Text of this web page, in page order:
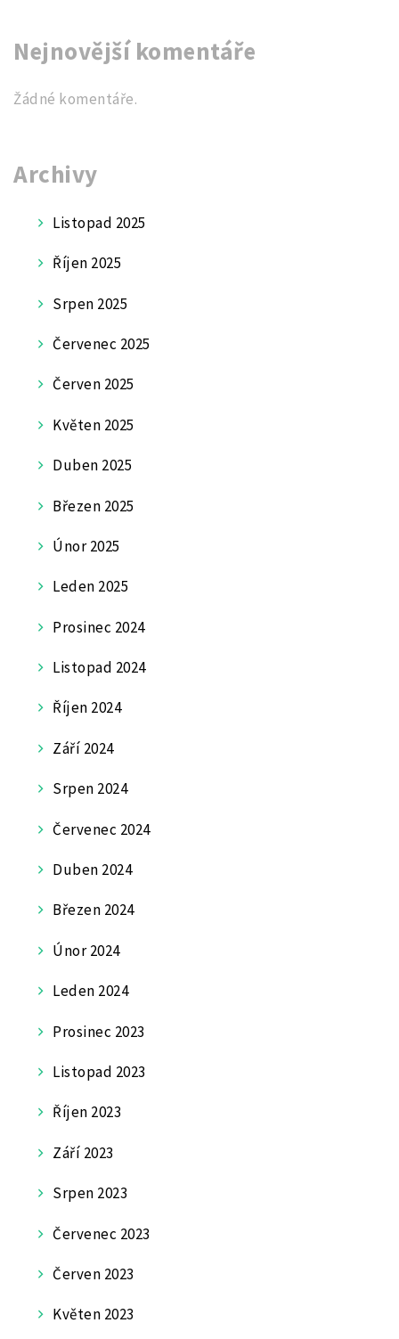
Nejnovější komentáře
Žádné komentáře.
Archivy
Listopad 2025
Říjen 2025
Srpen 2025
Červenec 2025
Červen 2025
Květen 2025
Duben 2025
Březen 2025
Únor 2025
Leden 2025
Prosinec 2024
Listopad 2024
Říjen 2024
Září 2024
Srpen 2024
Červenec 2024
Duben 2024
Březen 2024
Únor 2024
Leden 2024
Prosinec 2023
Listopad 2023
Říjen 2023
Září 2023
Srpen 2023
Červenec 2023
Červen 2023
Květen 2023